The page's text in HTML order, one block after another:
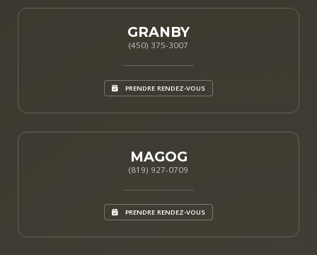
GRANBY
(450) 375-3007
PRENDRE RENDEZ-VOUS
MAGOG
(819) 927-0709
PRENDRE RENDEZ-VOUS